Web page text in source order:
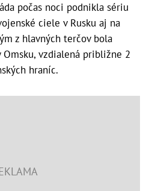
počas noci podnikla sériu
ciele v Rusku aj na
z hlavných terčov bola
Omsku, vzdialená približne 2
hraníc.